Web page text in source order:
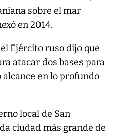
sobre el mar
en 2014.
Ejército ruso dijo que
atacar dos bases para
en lo profundo
local de San
ciudad más grande de